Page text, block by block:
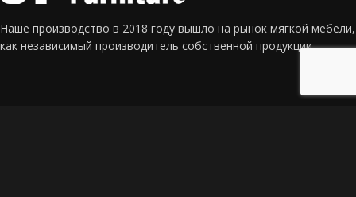
Наше производство в 2018 году вышло на рынок мягкой мебели,
как независимый производитель собственной продукции.